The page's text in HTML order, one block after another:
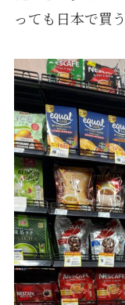
っても日本で買